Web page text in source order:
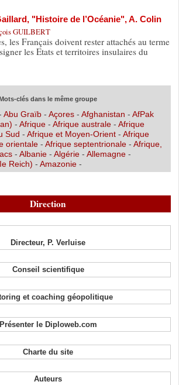
"Histoire de l’Océanie", A. Colin
GUILBERT
les Français doivent rester attachés au terme
les Etats et territoires insulaires du
clés dans le même groupe
Abu Graïb- Açores- Afghanistan - AfPak
- Afrique- Afrique australe- Afrique
Sud - Afrique et Moyen-Orient - Afrique
orientale - Afrique septentrionale - Afrique,
- Albanie - Algérie - Allemagne -
Reich) - Amazonie-
Direction
Directeur, P. Verluise
Conseil scientifique
et coaching géopolitique
Présenter le Diploweb.com
Charte du site
Auteurs